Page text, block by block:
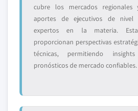
cubre los mercados regionales
aportes de ejecutivos de nivel
expertos en la materia.
proporcionan perspectivas
técnicas, permitiendo
pronósticos de mercado confiables.